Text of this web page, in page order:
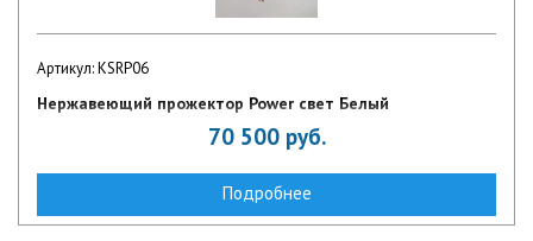
Артикул: KSRP06
Нержавеющий прожектор Power свет Белый
70 500 руб.
Подробнее